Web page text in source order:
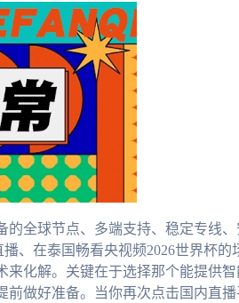
全球节点、多端支持、稳定专线、
、在泰国畅看央视频2026世界杯的
化解。关键在于选择那个能提供智
做好准备。当你再次点击国内直播